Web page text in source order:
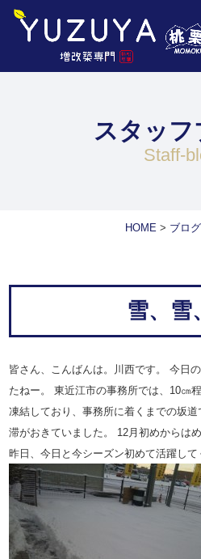
スタッフ
staff-
HOME> ブログ
雪、雪
皆さん、こんばんは。川西です。 今日
たねー。 東近江市の事務所では、10㎝
凍結しており、事務所に着くまでの坂
滞がおきていました。 12月初めからは
昨日、今日と今シーズン初めて活躍して